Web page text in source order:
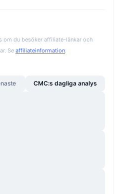
om du besöker affiliate-länkar och
Se affiliateinformation.
CMC:s dagliga analys